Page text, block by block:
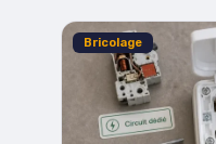
Bricolage